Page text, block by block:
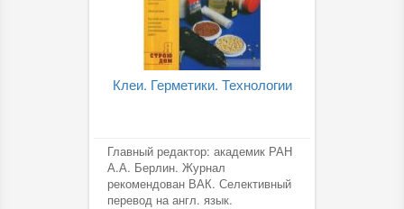
Клеи. Герметики. Технологии
Главный редактор: академик РАН
А.А. Берлин. Журнал
рекомендован ВАК. Селективный
перевод на англ. язык.